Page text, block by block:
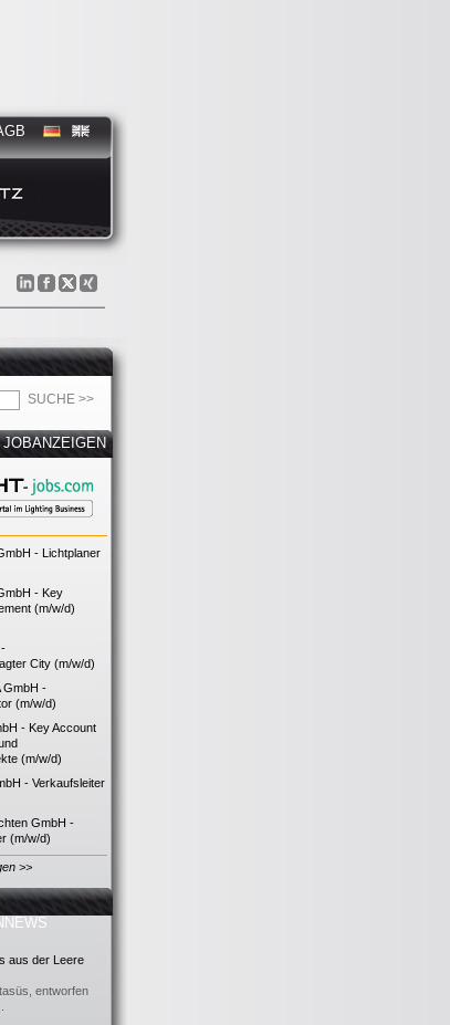
- Lichtplaner
- Key
(m/w/d)
City (m/w/d)
GmbH -
(m/w/d)
- Key Account
(m/w/d)
- Verkaufsleiter
GmbH -
(m/w/d)
>>
aus der Leere
entworfen